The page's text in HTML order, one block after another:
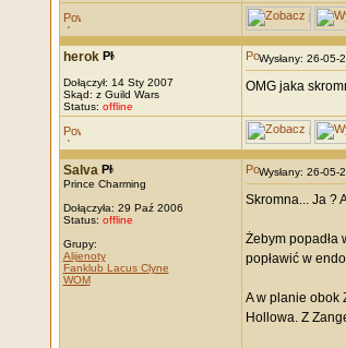
herok
Dołączył: 14 Sty 2007
Skąd: z Guild Wars
Status: offline
Wysłany: 26-
OMG jaka
Salva
Prince Charming
Dołączyła: 29 Paź 2006
Status: offline
Grupy:
Alijenoty
Fanklub Lacus Clyne
WOM
Wysłany: 26-
Skromna... Ja ?
Żebym popadła
popławić w
A w planie obok
Hollowa. Z